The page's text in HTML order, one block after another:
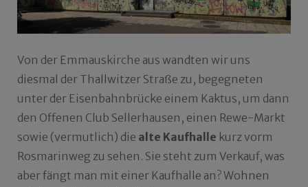
Von der Emmauskirche aus wandten wir uns
diesmal der Thallwitzer Straße zu, begegneten
unter der Eisenbahnbrücke einem Kaktus, um dann
den Offenen Club Sellerhausen, einen Rewe-Markt
sowie (vermutlich) die alte Kaufhalle kurz vorm
Rosmarinweg zu sehen. Sie steht zum Verkauf, was
aber fängt man mit einer Kaufhalle an? Wohnen